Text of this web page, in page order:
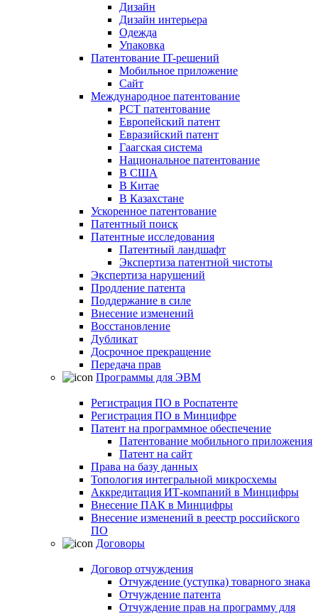
Дизайн
Дизайн интерьера
Одежда
Упаковка
Патентование IT-решений
Мобильное приложение
Сайт
Международное патентование
PCT патентование
Европейский патент
Евразийский патент
Гаагская система
Национальное патентование
В США
В Китае
В Казахстане
Ускоренное патентование
Патентный поиск
Патентные исследования
Патентный ландшафт
Экспертиза патентной чистоты
Экспертиза нарушений
Продление патента
Поддержание в силе
Внесение изменений
Восстановление
Дубликат
Досрочное прекращение
Передача прав
Программы для ЭВМ
Регистрация ПО в Роспатенте
Регистрация ПО в Минцифре
Патент на программное обеспечение
Патентование мобильного приложения
Патент на сайт
Права на базу данных
Топология интегральной микросхемы
Аккредитация ИТ-компаний в Минцифры
Внесение ПАК в Минцифры
Внесение изменений в реестр российского
ПО
Договоры
Договор отчуждения
Отчуждение (уступка) товарного знака
Отчуждение патента
Отчуждение прав на программу для